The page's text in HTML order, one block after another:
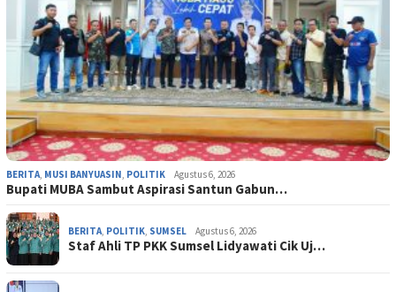
BERITA, MUSI BANYUASIN, POLITIK Agustus 6, 2026
Bupati MUBA Sambut Aspirasi Santun Gabun…
BERITA, POLITIK, SUMSEL Agustus 6, 2026
Staf Ahli TP PKK Sumsel Lidyawati Cik Uj…